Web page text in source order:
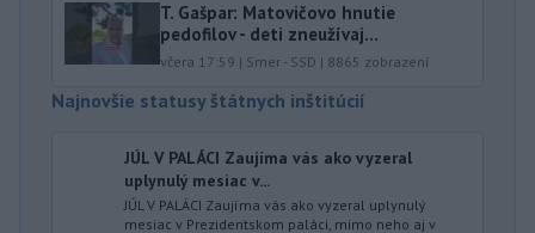
T. Gašpar: Matovičovo hnutie
pedofilov - deti zneužívaj...
včera 17:59 | Smer - SSD | 8865 zobrazení
Najnovšie statusy štátnych inštitúcií
JÚL V PALÁCI Zaujíma vás ako vyzeral
uplynulý mesiac v...
JÚL V PALÁCI Zaujíma vás ako vyzeral uplynulý
mesiac v Prezidentskom paláci, mimo neho aj v